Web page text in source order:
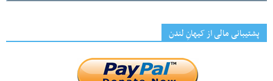
پشتیبانی مالی از کیهانِ لندن